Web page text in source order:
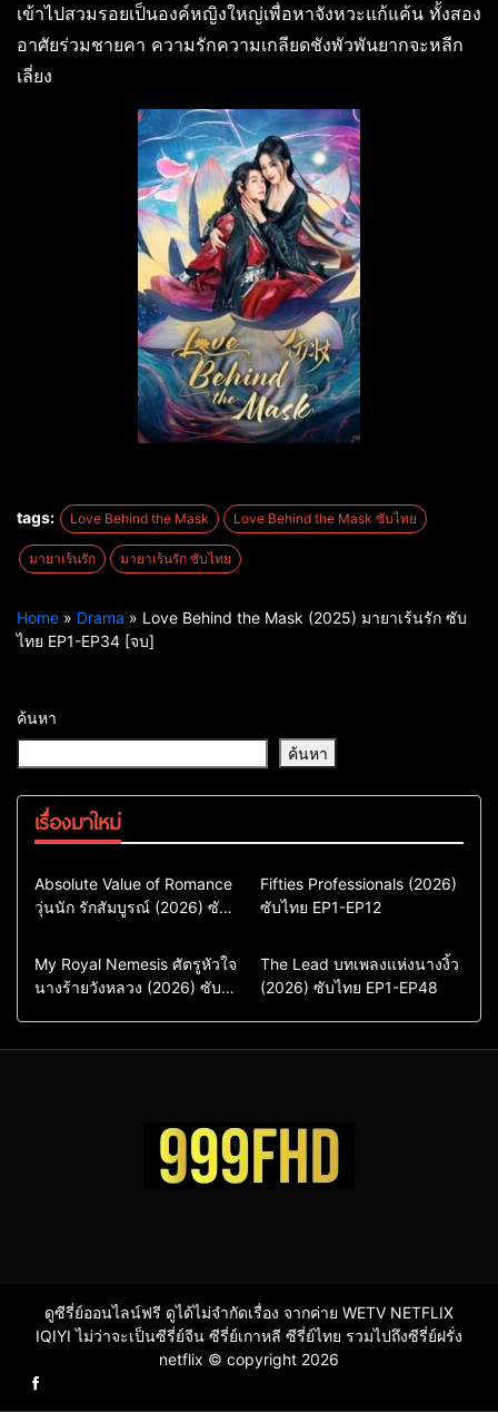
เข้าไปสวมรอยเป็นองค์หญิงใหญ่เพื่อหาจังหวะแก้แค้น ทั้งสอง
อาศัยร่วมชายคา ความรักความเกลียดชังพัวพันยากจะหลีก
เลี่ยง
tags: Love Behind the Mask Love Behind the Mask ซับไทย
มายาเร้นรัก มายาเร้นรัก ซับไทย
Home » Drama » Love Behind the Mask (2025) มายาเร้นรัก ซับ
ไทย EP1-EP34 [จบ]
ค้นหา
ค้นหา
เรื่องมาใหม่
Comedy
Drama
ซีรี่ย์เกาหลี
ซีรี่ย์เกาหลีพากย์ไทย
Absolute Value of Romance
วุ่นนัก รักสัมบูรณ์ (2026) ซับ
Action & Adventure
Comedy
Drama
ซีรี่ย์เกาหลีซับไทย
Fifties Professionals (2026)
ซับไทย EP1-EP12
Comedy
Drama
Sci-Fi & Fantasy
My Royal Nemesis ศัตรูหัวใจ
นางร้ายวังหลวง (2026) ซับ
Drama
ซีรี่ย์จีน
ซีรี่ย์จีนซับไทย
The Lead บทเพลงแห่งนางงิ้ว
(2026) ซับไทย EP1-EP48
ดูซีรี่ย์ออนไลน์ฟรี ดูได้ไม่จำกัดเรื่อง จากค่าย WETV NETFLIX
IQIYI ไม่ว่าจะเป็นซีรี่ย์จีน ซีรี่ย์เกาหลี ซีรี่ย์ไทย รวมไปถึงซีรี่ย์ฝรั่ง
netflix © copyright 2026